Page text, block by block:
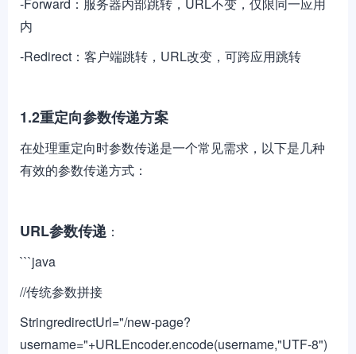
内
-Redirect：客户端跳转，URL改变，可跨应用跳转
1.2重定向参数传递方案
在处理重定向时参数传递是一个常见需求，以下是几种
有效的参数传递方式：
URL参数传递 ：
```java
//传统参数拼接
StringredirectUrl="/new-page?
username="+URLEncoder.encode(username,"UTF-8")